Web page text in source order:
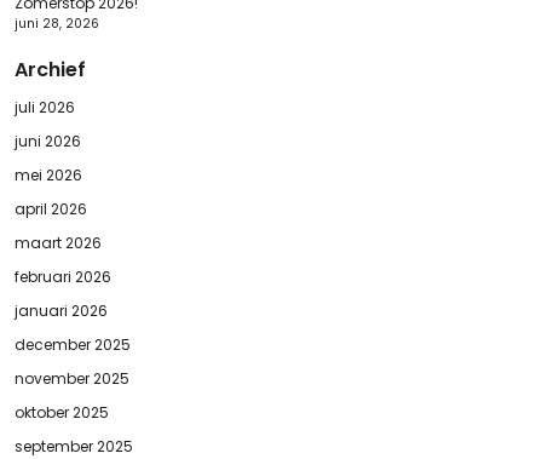
juni 28, 2026
Archief
juli 2026
juni 2026
mei 2026
april 2026
maart 2026
februari 2026
januari 2026
december 2025
november 2025
oktober 2025
september 2025